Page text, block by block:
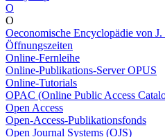
O
O
Oeconomische Encyclopädie von
Öffnungszeiten
Online-Fernleihe
Online-Publikations-Server OPUS
Online-Tutorials
OPAC (Online Public Access
Open Access
Open-Access-Publikationsfonds
Open Journal Systems (OJS)